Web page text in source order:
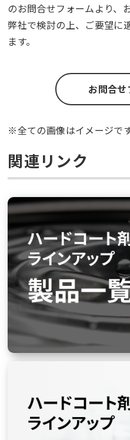
のお問合せフォームより、
弊社で検討の上、ご要望に
ます。
お問合
※全ての画像はイメージです
関連リンク